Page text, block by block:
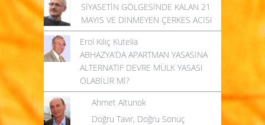
SİYASETİN GÖLGESİNDE KALAN 21
MAYIS VE DİNMEYEN ÇERKES ACISI
Erol Kılıç Kutelia
ABHAZYA’DA APARTMAN YASASINA
ALTERNATİF DEVRE MÜLK YASASI
OLABİLİR Mİ?
Ahmet Altunok
Doğru Tavır, Doğru Sonuç